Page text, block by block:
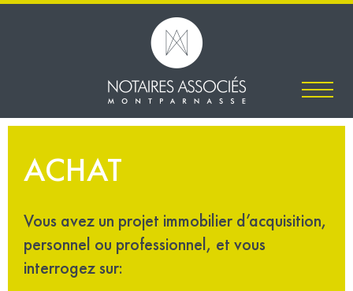
ACHAT
Vous avez un projet immobilier d’acquisition,
personnel ou professionnel, et vous
interrogez sur: